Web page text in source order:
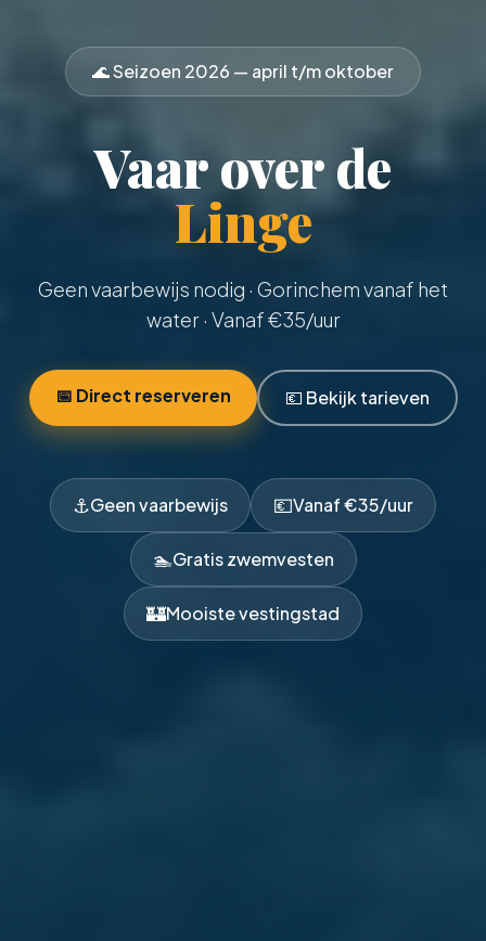
🌊 Seizoen 2026 — april t/m oktober
Vaar over de
Linge
Geen vaarbewijs nodig · Gorinchem vanaf het
water · Vanaf €35/uur
📅 Direct reserveren 💶 Bekijk tarieven
⚓Geen vaarbewijs 💶Vanaf €35/uur
🏊Gratis zwemvesten
🏰Mooiste vestingstad